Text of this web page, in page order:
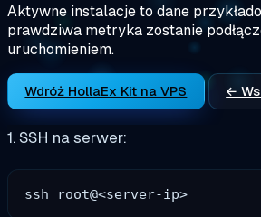
Aktywne instalacje to dane
prawdziwa metryka zostanie
uruchomieniem.
Wdróż HollaEx Kit na VPS ←
1. SSH na serwer: